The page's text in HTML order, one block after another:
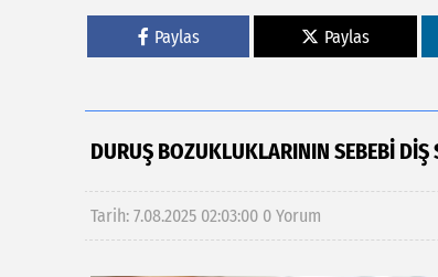
Paylas Paylas
DURUŞ BOZUKLUKLARININ SEBEBI
Tarih: 7.08.2025 02:03:00 0 Yorum